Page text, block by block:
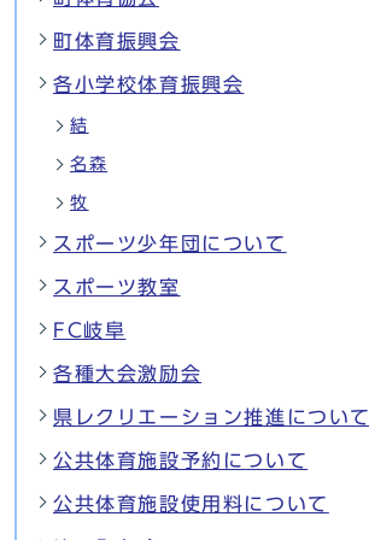
町体育振興会
各小学校体育振興会
結
名森
牧
スポーツ少年団について
スポーツ教室
FC岐阜
各種大会激励会
県レクリエーション推進について
公共体育施設予約について
公共体育施設使用料について